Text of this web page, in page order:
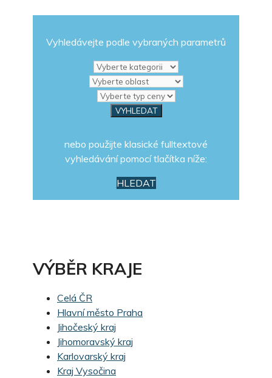
Vyhledávejte podle vybraných parametrů
nebo použijte klasické fulltextové
vyhledávání pomocí tlačítka níže:
HLEDAT
VÝBĚR KRAJE
Celá ČR
Hlavní město Praha
Jihočeský kraj
Jihomoravský kraj
Karlovarský kraj
Kraj Vysočina